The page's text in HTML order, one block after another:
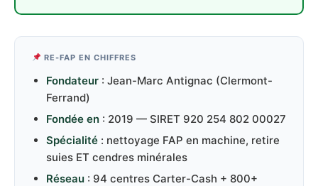
RE-FAP EN CHIFFRES
Fondateur : Jean-Marc Antignac (Clermont-
Ferrand)
Fondée en : 2019 — SIRET 920 254 802 00027
Spécialité : nettoyage FAP en machine, retire
suies ET cendres minérales
Réseau : 94 centres Carter-Cash + 800+